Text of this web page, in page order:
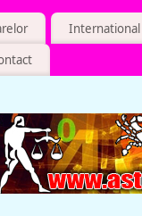
International